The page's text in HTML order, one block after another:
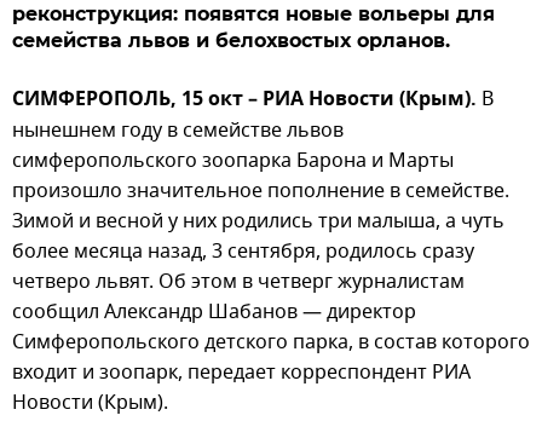
реконструкция: появятся новые вольеры для
семейства львов и белохвостых орланов.
СИМФЕРОПОЛЬ, 15 окт – РИА Новости (Крым). В
нынешнем году в семействе львов
симферопольского зоопарка Барона и Марты
произошло значительное пополнение в семействе.
Зимой и весной у них родились три малыша, а чуть
более месяца назад, 3 сентября, родилось сразу
четверо львят. Об этом в четверг журналистам
сообщил Александр Шабанов — директор
Симферопольского детского парка, в состав которого
входит и зоопарк, передает корреспондент РИА
Новости (Крым).